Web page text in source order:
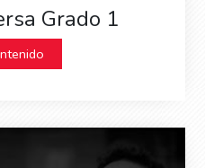
Grado 1